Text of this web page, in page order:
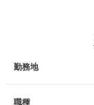
勤務地
職種